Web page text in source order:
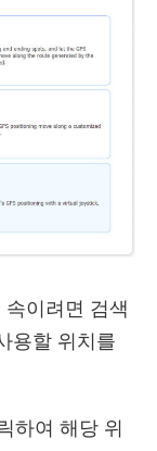
이려면 검색
용할 위치를
하여 해당 위